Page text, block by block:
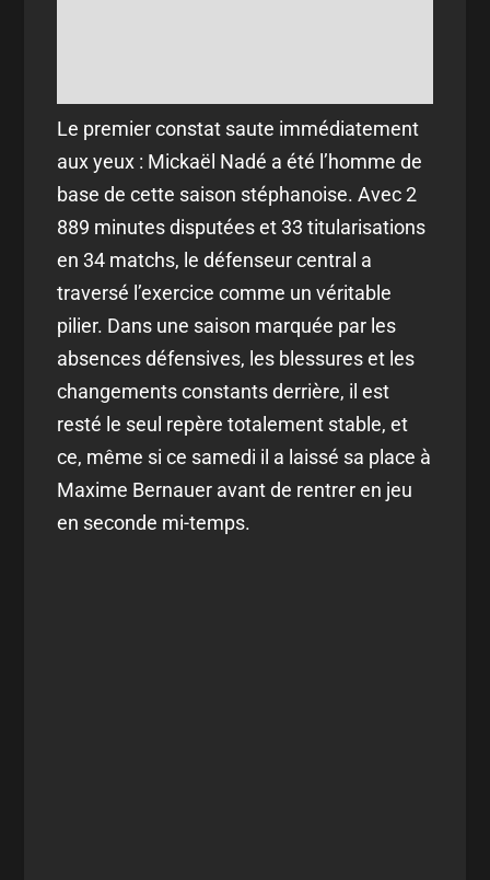
Le premier constat saute immédiatement
aux yeux : Mickaël Nadé a été l’homme de
base de cette saison stéphanoise. Avec 2
889 minutes disputées et 33 titularisations
en 34 matchs, le défenseur central a
traversé l’exercice comme un véritable
pilier. Dans une saison marquée par les
absences défensives, les blessures et les
changements constants derrière, il est
resté le seul repère totalement stable, et
ce, même si ce samedi il a laissé sa place à
Maxime Bernauer avant de rentrer en jeu
en seconde mi-temps.